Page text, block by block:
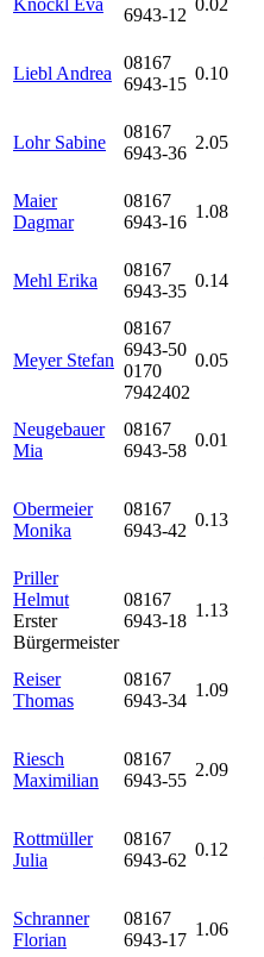
Knöckl Eva
6943-12
0.02
Liebl Andrea
08167
6943-15
0.10
Lohr Sabine
08167
6943-36
2.05
Maier
Dagmar
08167
6943-16
1.08
Mehl Erika
08167
6943-35
0.14
Meyer Stefan
08167
6943-50
0170
7942402
0.05
Neugebauer
Mia
08167
6943-58
0.01
Obermeier
Monika
08167
6943-42
0.13
Priller
Helmut
Erster
Bürgermeister
08167
6943-18
1.13
Reiser
Thomas
08167
6943-34
1.09
Riesch
Maximilian
08167
6943-55
2.09
Rottmüller
Julia
08167
6943-62
0.12
Schranner
Florian
08167
6943-17
1.06